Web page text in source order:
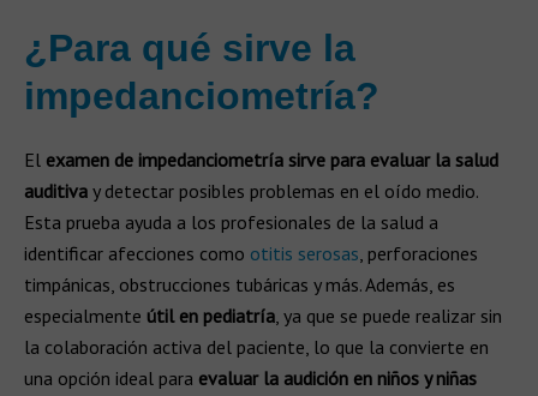
¿Para qué sirve la
impedanciometría?
El examen de impedanciometría sirve para evaluar la salud
auditiva y detectar posibles problemas en el oído medio.
Esta prueba ayuda a los profesionales de la salud a
identificar afecciones como otitis serosas, perforaciones
timpánicas, obstrucciones tubáricas y más. Además, es
especialmente útil en pediatría, ya que se puede realizar sin
la colaboración activa del paciente, lo que la convierte en
una opción ideal para evaluar la audición en niños y niñas